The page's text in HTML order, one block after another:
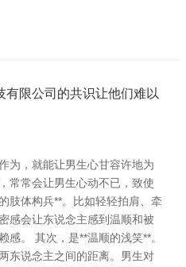
限公司的共识让他们难以
为，就能让男生心甘容许地为
常常会让男生心动不已，致使
肢体构兵**。比如轻轻拍肩、牵
感会让东说念主感到温顺和被
感。 其次，是**温顺的浅笑**。
东说念主之间的距离。男生对